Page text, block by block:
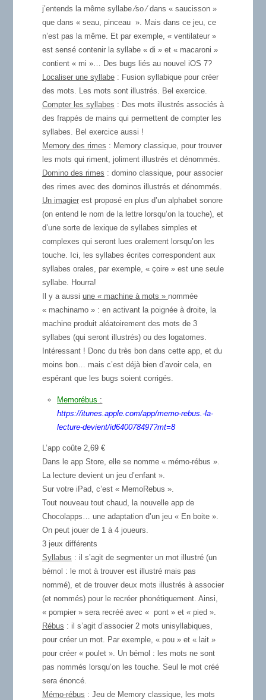
j’entends la même syllabe ⁄so ⁄ dans « saucisson »
que dans « seau, pinceau ». Mais dans ce jeu, ce
n’est pas la même. Et par exemple, « ventilateur »
est sensé contenir la syllabe « di » et « macaroni »
contient « mi »… Des bugs liés au nouvel iOS 7?
Localiser une syllabe: Fusion syllabique pour créer
des mots. Les mots sont illustrés. Bel exercice.
Compter les syllabes : Des mots illustrés associés à
des frappés de mains qui permettent de compter les
syllabes. Bel exercice aussi !
Memory des rimes : Memory classique, pour trouver
les mots qui riment, joliment illustrés et dénommés.
Domino des rimes : domino classique, pour associer
des rimes avec des dominos illustrés et dénommés.
Un imagierest proposé en plus d’un alphabet sonore
(on entend le nom de la lettre lorsqu’on la touche), et
d’une sorte de lexique de syllabes simples et
complexes qui seront lues oralement lorsqu’on les
touche. Ici, les syllabes écrites correspondent aux
syllabes orales, par exemple, « çoire » est une seule
syllabe. Hourra!
Il y a aussi une « machine à mots » nommée
« machinamo » : en activant la poignée à droite, la
machine produit aléatoirement des mots de 3
syllabes (qui seront illustrés) ou des logatomes.
Intéressant ! Donc du très bon dans cette app, et du
moins bon… mais c’est déjà bien d’avoir cela, en
espérant que les bugs soient corrigés.
Memorébus :
https://itunes.apple.com/app/memo-rebus.-la-
lecture-devient/id640078497?mt=8
L’app coûte 2,69 €
Dans le app Store, elle se nomme « mémo-rébus ».
La lecture devient un jeu d’enfant ».
Sur votre iPad, c’est « MemoRebus ».
Tout nouveau tout chaud, la nouvelle app de
Chocolapps… une adaptation d’un jeu « En boite ».
On peut jouer de 1 à 4 joueurs.
3 jeux différents
Syllabus : il s’agit de segmenter un mot illustré (un
bémol : le mot à trouver est illustré mais pas
nommé), et de trouver deux mots illustrés à associer
(et nommés) pour le recréer phonétiquement. Ainsi,
« pompier » sera recréé avec « pont » et « pied ».
Rébus : il s’agit d’associer 2 mots unisyllabiques,
pour créer un mot. Par exemple, « pou » et « lait »
pour créer « poulet ». Un bémol : les mots ne sont
pas nommés lorsqu’on les touche. Seul le mot créé
sera énoncé.
Mémo-rébus : Jeu de Memory classique, les mots